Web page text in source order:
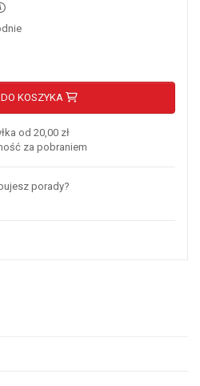
KOSZYKA
od 20,00 zł
za pobraniem
porady?